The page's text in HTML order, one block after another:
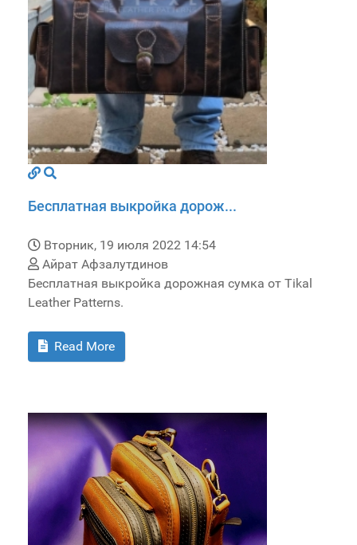
Бесплатная выкройка дорож...
Вторник, 19 июля 2022 14:54
Айрат Афзалутдинов
Бесплатная выкройка дорожная сумка от Tikal
Leather Patterns.
Read More